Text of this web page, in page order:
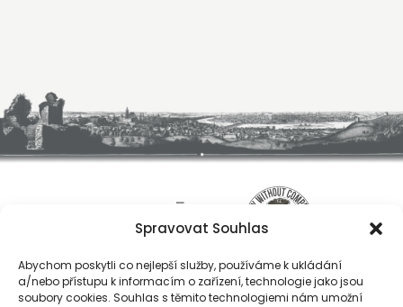
Spravovat Souhlas
Abychom poskytli co nejlepší služby, používáme k ukládání
a/nebo přístupu k informacím o zařízení, technologie jako jsou
soubory cookies. Souhlas s těmito technologiemi nám umožní